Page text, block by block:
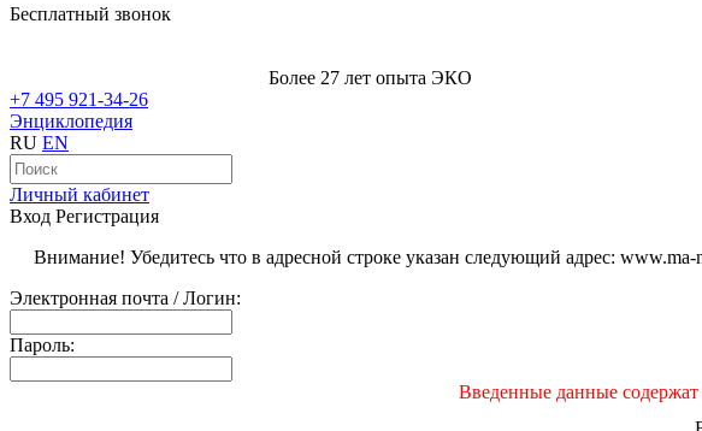
Бесплатный звонок
Более 27 лет опыта ЭКО
+7 495 921-34-26
Энциклопедия
RU EN
Личный кабинет
Вход Регистрация
Внимание! Убедитесь что в адресной строке указан следующий адрес: www.ma-
Электронная почта / Логин:
Пароль:
Введенные данные содержат